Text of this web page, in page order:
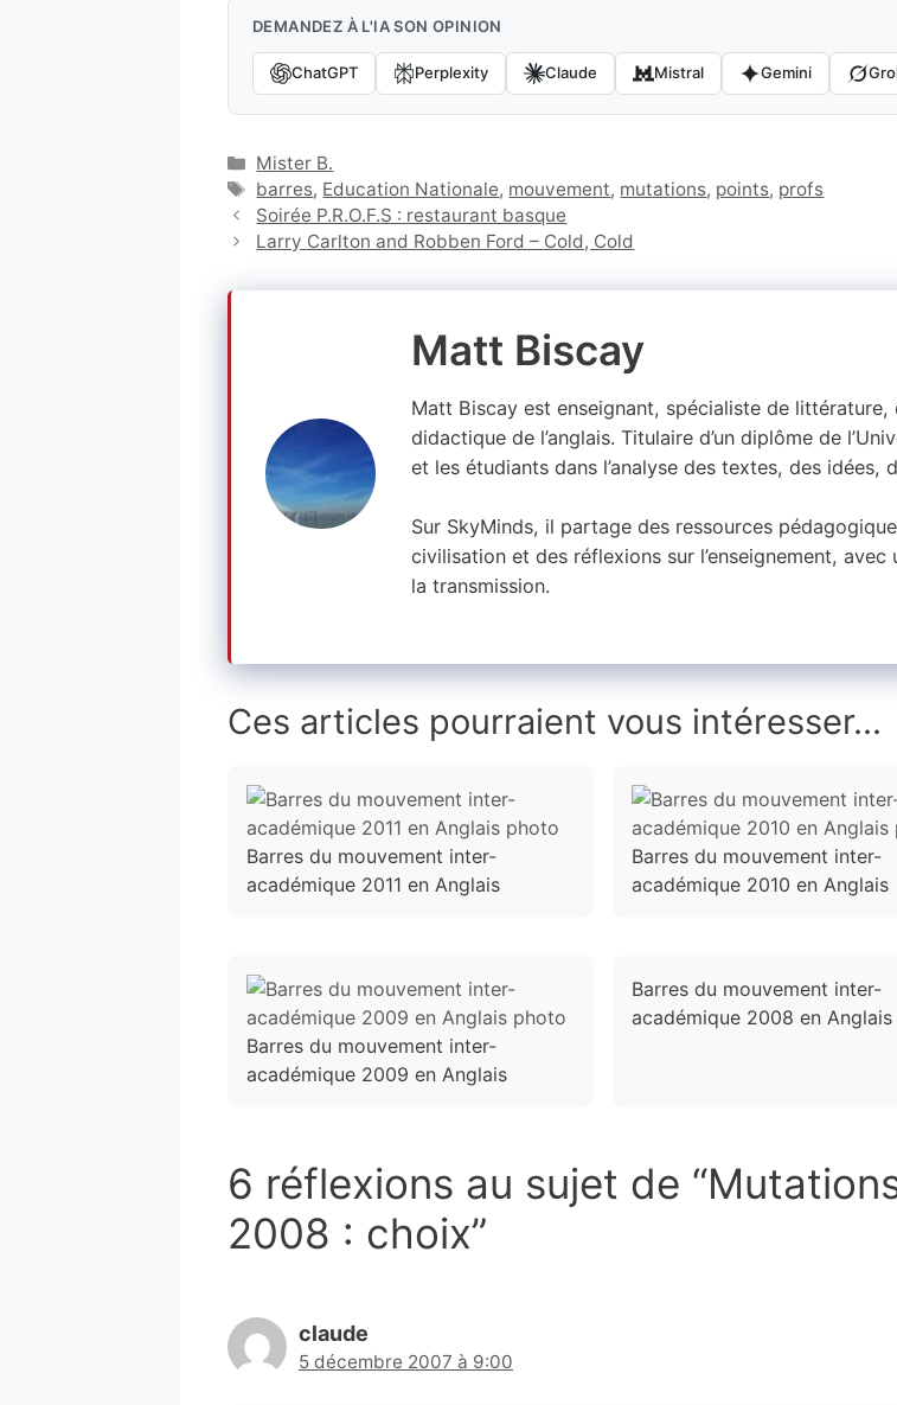
DEMANDEZ À L'IA SON OPINION
ChatGPT Perplexity Claude Mistral Gemini
Catégories
Mister B.
Étiquettes
barres, Education Nationale, mouvement, mutations, points, profs
Soirée P.R.O.F.S : restaurant basque
Larry Carlton and Robben Ford – Cold, Cold
Matt Biscay
Matt Biscay est enseignant, spécialiste de
didactique de l’anglais. Titulaire d’un diplôme de
et les étudiants dans l’analyse des textes, des idées,
Sur SkyMinds, il partage des ressources
civilisation et des réflexions sur l’enseignement,
la transmission.
Ces articles pourraient vous intéresser...
Barres du mouvement inter-
académique 2011 en Anglais
Barres du mouvement inter-
académique 2010 en Anglais
Barres du mouvement inter-
académique 2009 en Anglais
Barres du mouvement inter-
académique 2008 en Anglais
6 réflexions au sujet de
2008 : choix”
claude
5 décembre 2007 à 9:00